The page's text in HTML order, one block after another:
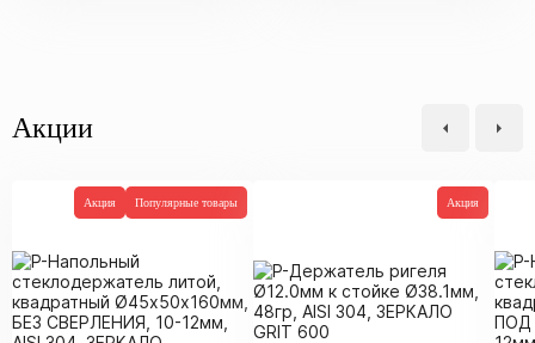
Акции
Акция Популярные товары Акция